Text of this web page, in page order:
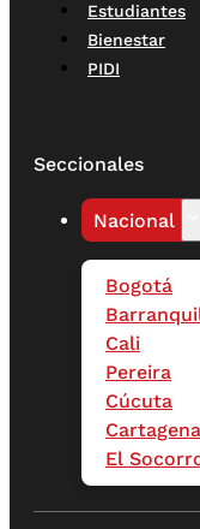
Estudiantes
Bienestar
PIDI
Seccionales
Nacional
Bogotá
Cali
Pereira
Cúcuta
Cartagena
El